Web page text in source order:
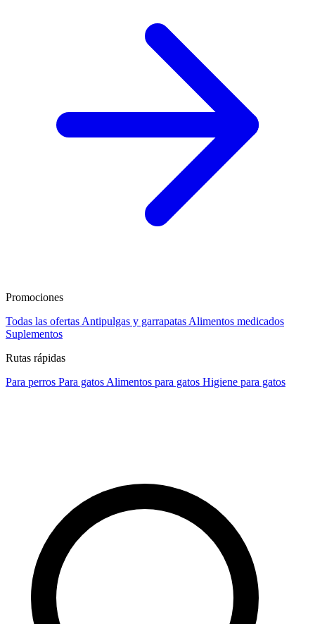
Promociones
Todas las ofertas Antipulgas y garrapatas Alimentos medicados
Suplementos
Rutas rápidas
Para perros Para gatos Alimentos para gatos Higiene para gatos